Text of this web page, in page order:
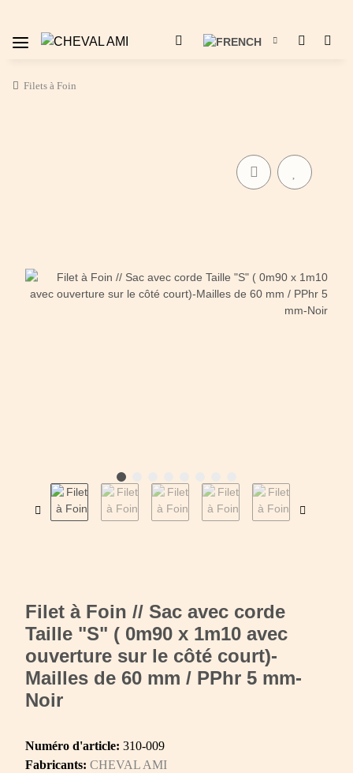
Filets à Foin
Filet à Foin // Sac avec corde
Taille "S" ( 0m90 x 1m10 avec
ouverture sur le côté court)-
Mailles de 60 mm / PPhr 5 mm-
Noir
Numéro d'article: 310-009
Fabricants: CHEVAL AMI